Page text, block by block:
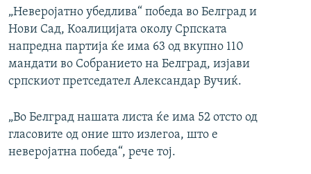
„Неверојатно убедлива“ победа во Белград и
Нови Сад, Коалицијата околу Српската
напредна партија ќе има 63 од вкупно 110
мандати во Собранието на Белград, изјави
српскиот претседател Александар Вучиќ.
„Во Белград нашата листа ќе има 52 отсто од
гласовите од оние што излегоа, што е
неверојатна победа“, рече тој.